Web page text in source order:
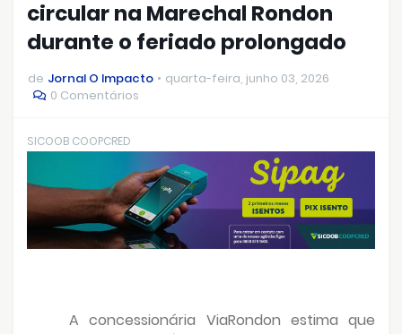
circular na Marechal Rondon
durante o feriado prolongado
de Jornal O Impacto
quarta-feira, junho 03, 2026
0 Comentários
SICOOB COOPCRED
A concessionária ViaRondon estima que